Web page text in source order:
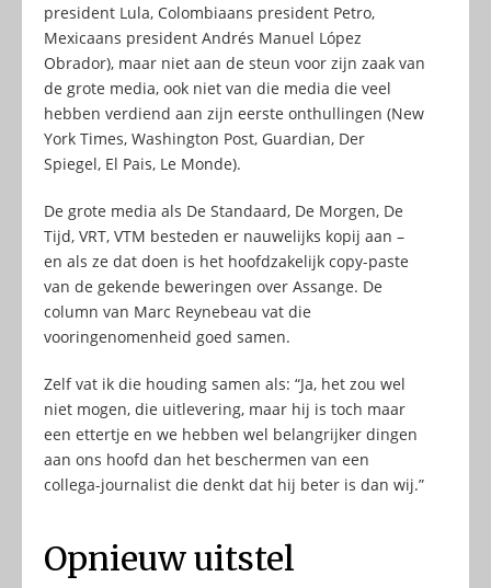
president Lula, Colombiaans president Petro,
Mexicaans president Andrés Manuel López
Obrador), maar niet aan de steun voor zijn zaak van
de grote media, ook niet van die media die veel
hebben verdiend aan zijn eerste onthullingen (New
York Times, Washington Post, Guardian, Der
Spiegel, El Pais, Le Monde).
De grote media als De Standaard, De Morgen, De
Tijd, VRT, VTM besteden er nauwelijks kopij aan –
en als ze dat doen is het hoofdzakelijk copy-paste
van de gekende beweringen over Assange. De
column van Marc Reynebeau vat die
vooringenomenheid goed samen.
Zelf vat ik die houding samen als: “Ja, het zou wel
niet mogen, die uitlevering, maar hij is toch maar
een ettertje en we hebben wel belangrijker dingen
aan ons hoofd dan het beschermen van een
collega-journalist die denkt dat hij beter is dan wij.”
Opnieuw uitstel